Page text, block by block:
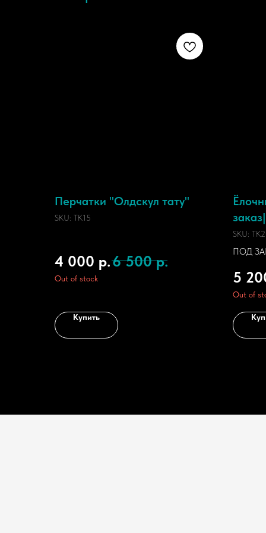
Перчатки "Олдскул тату"
SKU: TK15
4 000 р.6 500 р.
Out of stock
Купить
SKU:
ПОД
5
Out of